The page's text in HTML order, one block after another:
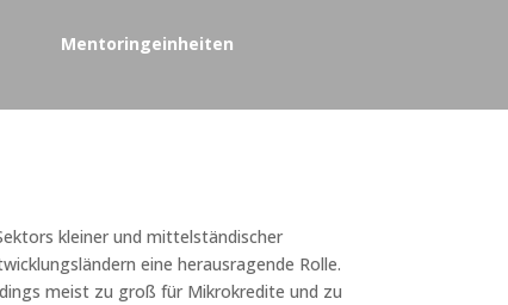
Mentoringeinheiten
kleiner und mittelständischer
eine herausragende Rolle.
meist zu groß für Mikrokredite und zu